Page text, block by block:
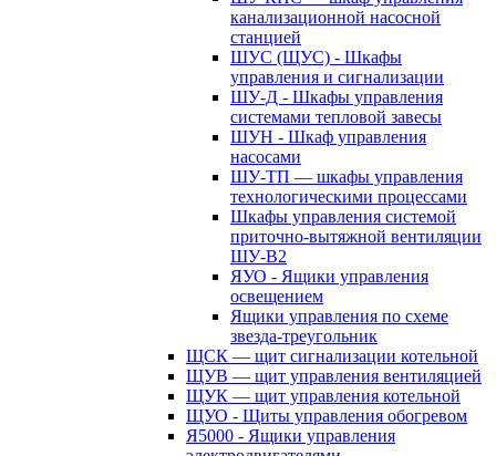
канализационной насосной
станцией
ШУС (ЩУС) - Шкафы
управления и сигнализации
ШУ-Д - Шкафы управления
системами тепловой завесы
ШУН - Шкаф управления
насосами
ШУ-ТП — шкафы управления
технологическими процессами
Шкафы управления системой
приточно-вытяжной вентиляции
ШУ-В2
ЯУО - Ящики управления
освещением
Ящики управления по схеме
звезда-треугольник
ЩСК — щит сигнализации котельной
ЩУВ — щит управления вентиляцией
ЩУК — щит управления котельной
ЩУО - Щиты управления обогревом
Я5000 - Ящики управления